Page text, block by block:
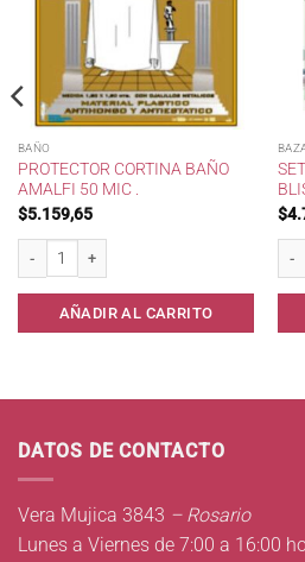
BAÑO
PROTECTOR CORTINA BAÑO
AMALFI 50 MIC .
$5.159,65
AÑADIR AL CARRITO
$
DATOS DE CONTACTO
Vera Mujica 3843 – Rosario
Lunes a Viernes de 7:00 a 16:00